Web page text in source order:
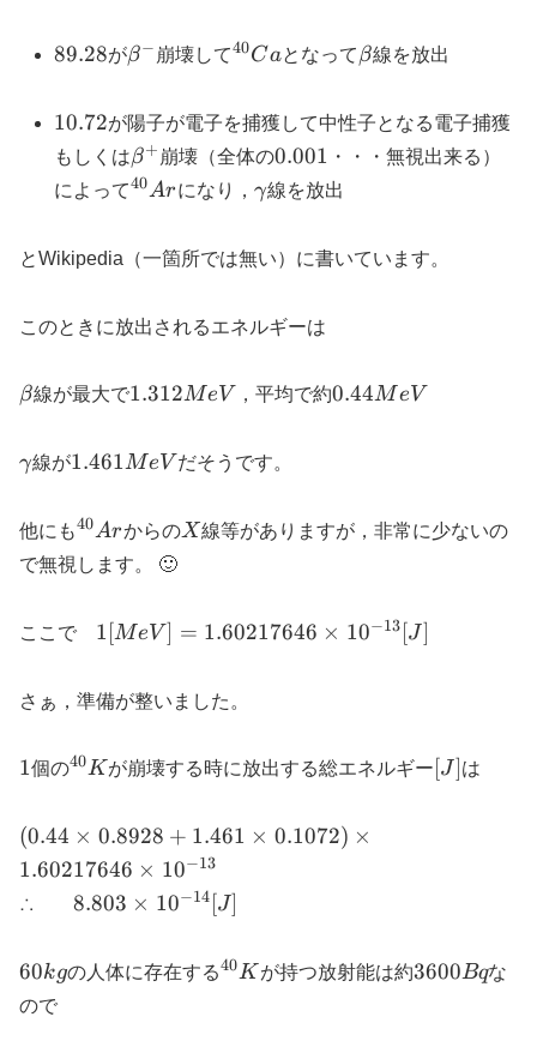
89.28%
89.28が\beta{}^-
β− 崩壊して^{40}Ca
40Caとなって \beta
β線を放出
10.72%
10.72が陽子が電子を捕獲して中性子となる電子捕獲
もしくは\beta{}^+
β+ 崩壊（全体の0.001%
0.001 ・・・無視出来る）
によって^{40}Ar
40Arになり， \gamma
γ線を放出
とWikipedia（一箇所では無い）に書いています。
このときに放出されるエネルギーは
\beta
β線が最大で1.312MeV
1.312MeV ，平均で約0.44MeV
0.44MeV
\gamma
γ線が1.461MeV
1.461MeV だそうです。
他にも^{40}Ar
40ArからのX
X線等がありますが，非常に少ないの
で無視します。 🙂
ここで 1[MeV]=1.60217646\times{}10^{-13}
1 [MeV ] = 1.60217646 × 10−13 [J]
さぁ，準備が整いました。
1
1個の^{40}K
40K が崩壊する時に放出する総エネルギー[J]
[J]は
(0.44 × 0.8928 + 1.461 × 0.1072) ×
1.60217646 × 10−13
∴ 8.803\times{}10^{-14}
8.803 × 10−14 [J]
60kg
60kgの人体に存在する^{40}K
40K が持つ放射能は約3600Bq
3600Bqな
ので